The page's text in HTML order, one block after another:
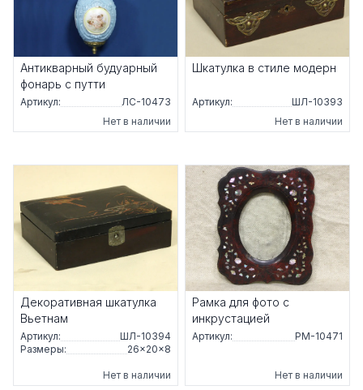
Антикварный будуарный
фонарь с путти
Артикул:
ЛС-10473
Нет в наличии
Шкатулка в стиле модерн
Артикул:
ШЛ-10393
Нет в наличии
Декоративная шкатулка
Вьетнам
Артикул:
ШЛ-10394
Размеры:
26×20×8
Нет в наличии
Рамка для фото с
инкрустацией
Артикул: РМ-10471
Нет в наличии